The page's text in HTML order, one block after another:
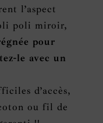
l’aspect
poli miroir,
pour
le avec un
d’accès,
ou fil de